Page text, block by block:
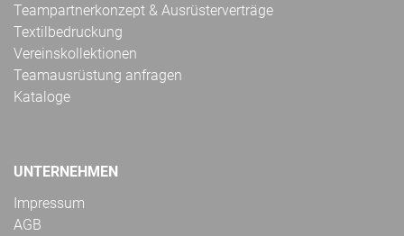
Teampartnerkonzept & Ausrüsterverträge
Textilbedruckung
Vereinskollektionen
Teamausrüstung anfragen
Kataloge
UNTERNEHMEN
Impressum
AGB